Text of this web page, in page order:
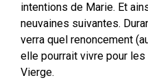
intentions de Marie. Et
neuvaines suivantes.
verra quel renoncement
elle pourrait vivre pour
Vierge.